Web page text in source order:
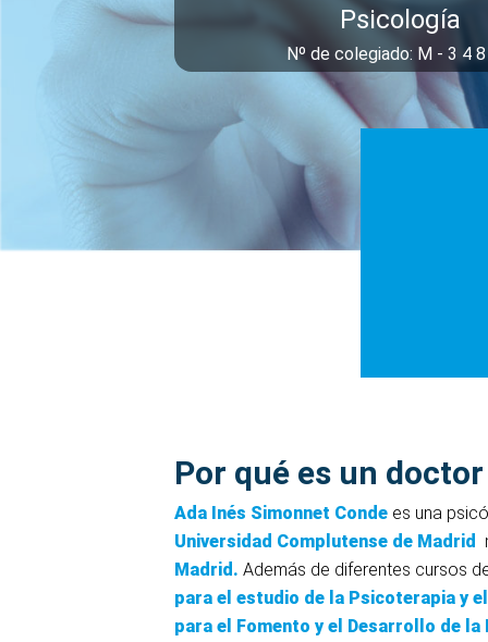
Psicología
Nº de colegiado: M - 3 4
Por qué es un
Ada Inés Simonnet Conde es una
Universidad Complutense de Madrid
Madrid. Además de diferentes cursos
para el estudio de la Psicoterapia y
para el Fomento y el Desarrollo de